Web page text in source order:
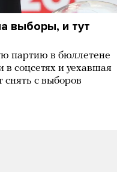
выборы, и тут
партию в бюллетене
соцсетях и уехавшая
с выборов